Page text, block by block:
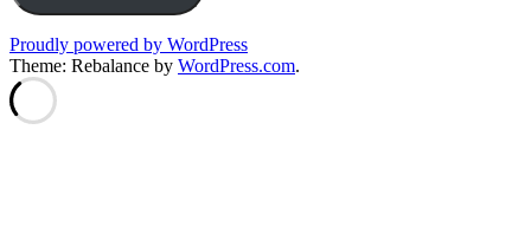
Proudly powered by WordPress
Theme: Rebalance by WordPress.com.